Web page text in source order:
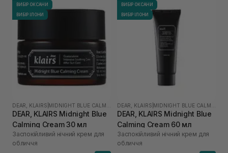
ВИБІР ОКСАНИ
ВИБІР ІЛОНИ
DEAR, KLAIRS
DEAR, KLAIRS Midnight Blue
Calming Cream 30 мл
Заспокійливий нічний крем для
обличчя
ВИБІР ОКСАНИ
ВИБІР ІЛОНИ
DEAR, KLAIRS
DEAR, KLAIRS Midnight Blue
Calming Cream 60 мл
Заспокійливий нічний крем для
обличчя